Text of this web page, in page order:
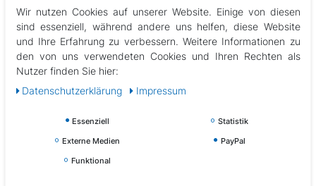
Technische Daten
Weitere Details
Wir nutzen Cookies auf unserer Website. Einige von diesen
sind essenziell, während andere uns helfen, diese Website
und Ihre Erfahrung zu verbessern. Weitere Informationen zu
den von uns verwendeten Cookies und Ihren Rechten als
Nutzer finden Sie hier:
Daten­schutz­erklärung
Impressum
Essenziell
Statistik
Externe Medien
PayPal
Funktional